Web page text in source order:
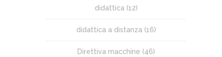
didattica (12)
didattica a distanza (16)
Direttiva macchine (46)